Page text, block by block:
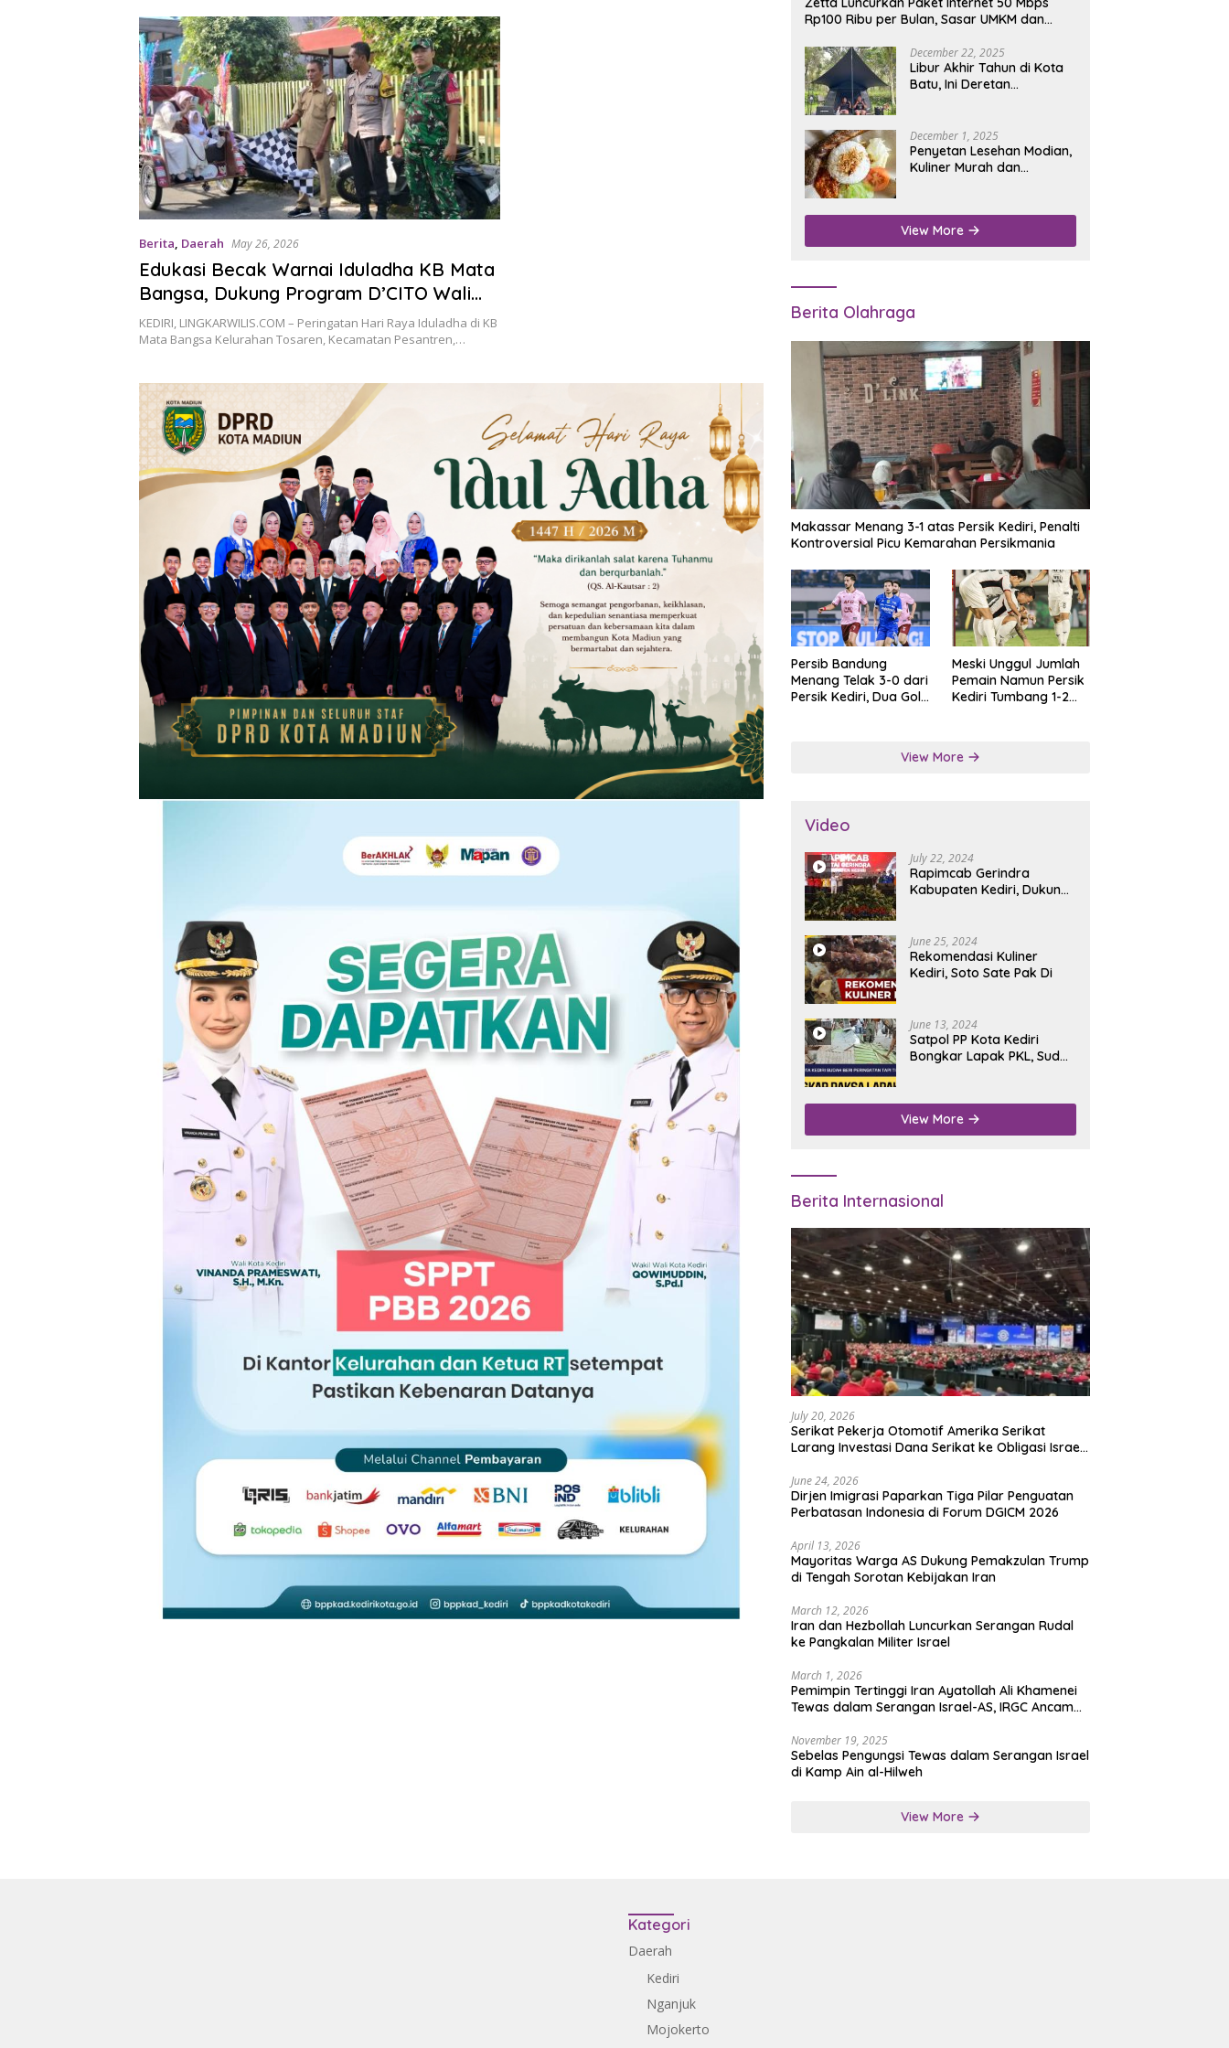
Berita, Daerah May 26, 2026
Edukasi Becak Warnai Iduladha KB Mata
Bangsa, Dukung Program D’CITO Wali
Kota Kediri
KEDIRI, LINGKARWILIS.COM – Peringatan Hari Raya Iduladha di KB
Mata Bangsa Kelurahan Tosaren, Kecamatan Pesantren,…
Rp100 Ribu per Bulan, Sasar UMKM dan
December 22, 2025
Libur Akhir Tahun di Kota
Batu, Ini Deretan
December 1, 2025
Penyetan Lesehan Modian,
Kuliner Murah dan
Nganjuk
View More
Berita Olahraga
Makassar Menang 3-1 atas Persik Kediri, Penalti
Kontroversial Picu Kemarahan Persikmania
Persib Bandung
Menang Telak 3-0 dari
Persik Kediri, Dua Gol
Meski Unggul Jumlah
Pemain Namun Persik
Kediri Tumbang 1-2
View More
Video
July 22, 2024
Rapimcab Gerindra
Kabupaten Kediri, Dukung
June 25, 2024
Rekomendasi Kuliner
Kediri, Soto Sate Pak Di
June 13, 2024
Satpol PP Kota Kediri
Bongkar Lapak PKL, Sudah
View More
Berita Internasional
July 20, 2026
Serikat Pekerja Otomotif Amerika Serikat
Larang Investasi Dana Serikat ke Obligasi Israel,
June 24, 2026
Dirjen Imigrasi Paparkan Tiga Pilar Penguatan
Perbatasan Indonesia di Forum DGICM 2026
April 13, 2026
Mayoritas Warga AS Dukung Pemakzulan Trump
di Tengah Sorotan Kebijakan Iran
March 12, 2026
Iran dan Hezbollah Luncurkan Serangan Rudal
ke Pangkalan Militer Israel
March 1, 2026
Pemimpin Tertinggi Iran Ayatollah Ali Khamenei
Tewas dalam Serangan Israel-AS, IRGC Ancam
November 19, 2025
Sebelas Pengungsi Tewas dalam Serangan Israel
di Kamp Ain al-Hilweh
View More
Kategori
Daerah
Kediri
Nganjuk
Mojokerto